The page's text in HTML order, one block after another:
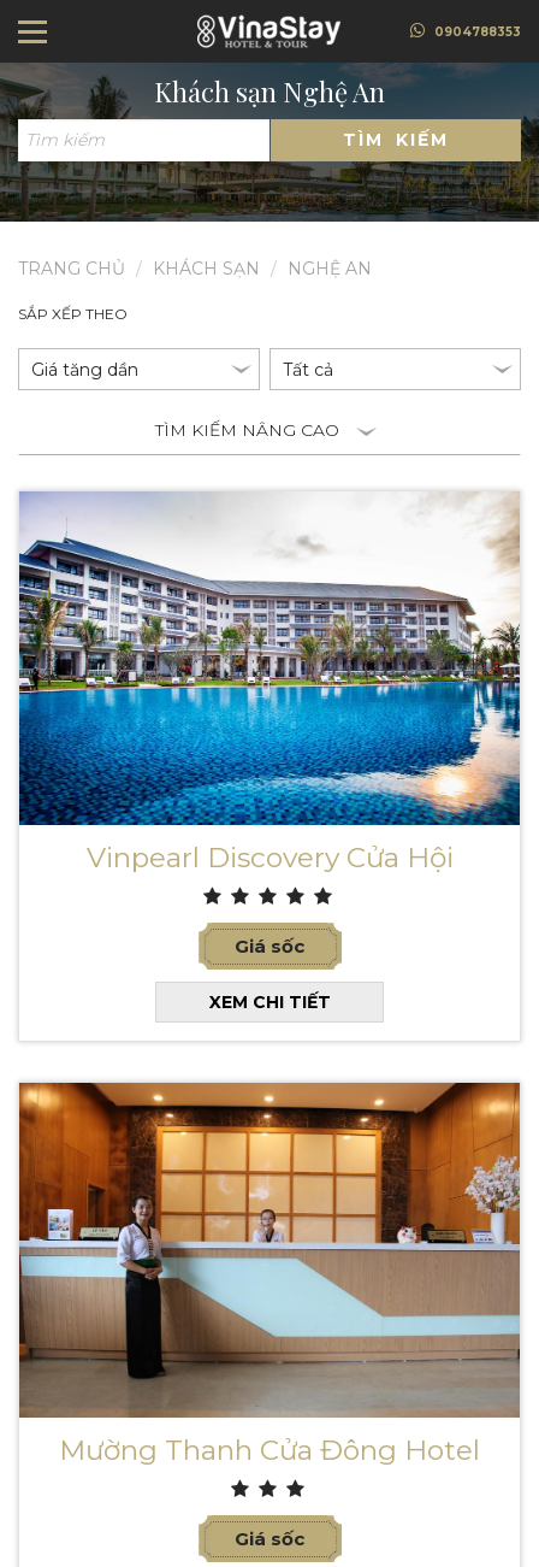
0904788353
Khách sạn Nghệ An
TÌM KIẾM
TRANG CHỦ KHÁCH SẠN NGHỆ AN
SẮP XẾP THEO
TÌM KIẾM NÂNG CAO
Vinpearl Discovery Cửa Hội
Giá sốc
XEM CHI TIẾT
Mường Thanh Cửa Đông Hotel
Giá sốc